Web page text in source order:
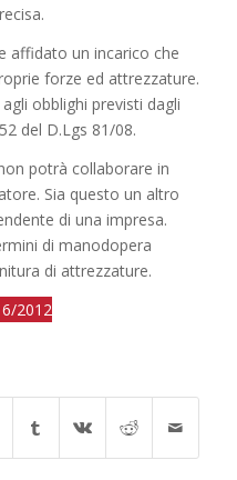
affidato un incarico che
forze ed attrezzature.
obblighi previsti dagli
del D.Lgs 81/08.
potrà collaborare in
Sia questo un altro
di una impresa.
di manodopera
di attrezzature.
2012